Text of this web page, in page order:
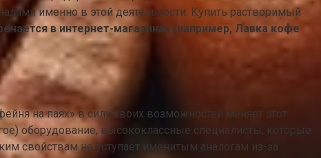
именно в этой деятельности. Купить растворимый
в интернет-магазинах (например, Лавка кофе
на паях» в силу своих возможностей меняет этот
оборудование, высококлассные специалисты, которые
свойствам не уступает именитым аналогам из-за